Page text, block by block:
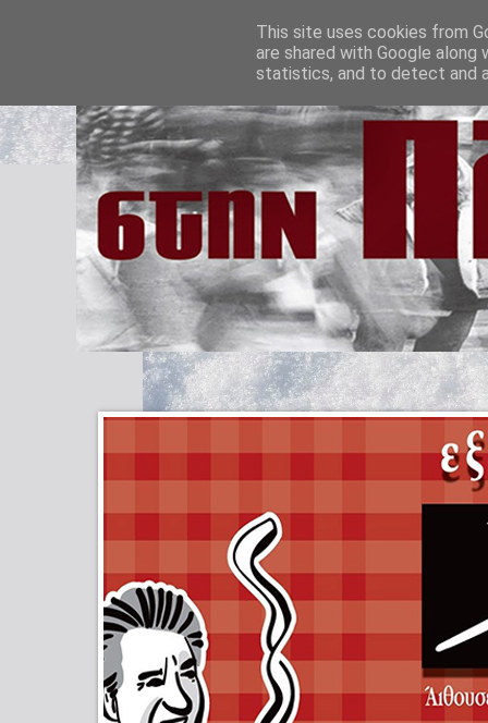
This site uses cookies from
are shared with Google
statistics, and to detect and